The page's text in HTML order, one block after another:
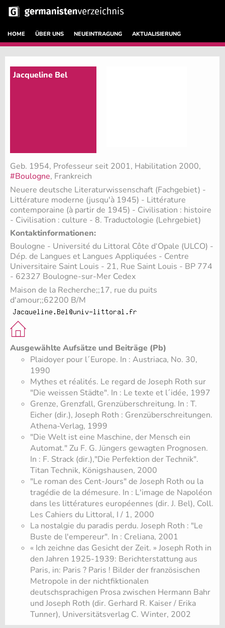
HOME ÜBER UNS NEUEINTRAGUNG AKTUALISIERUNG
Jacqueline Bel
Geb. 1954, Professeur seit 2001, Habilitation 2000,
#Boulogne, Frankreich
Neuere deutsche Literaturwissenschaft (Fachgebiet) -
Littérature moderne (jusqu'à 1945) - Littérature
contemporaine (à partir de 1945) - Civilisation : histoire
- Civilisation : culture - 8. Traductologie (Lehrgebiet)
Kontaktinformationen:
Boulogne - Université du Littoral Côte d‘Opale (ULCO) -
Dép. de Langues et Langues Appliquées - Centre
Universitaire Saint Louis - 21, Rue Saint Louis - BP 774
- 62327 Boulogne-sur-Mer Cedex
Maison de la Recherche;;17, rue du puits
d'amour;;62200 B/M
Ausgewählte Aufsätze und Beiträge (Pb)
Plaidoyer pour l´Europe. In : Austriaca, No. 30,
1990
Mythes et réalités. Le regard de Joseph Roth sur
"Die weissen Städte". In : Le texte et l´idée, 1997
Grenze, Grenzfall, Grenzüberschreitung. In : T.
Eicher (dir.), Joseph Roth : Grenzüberschreitungen.
Athena-Verlag, 1999
"Die Welt ist eine Maschine, der Mensch ein
Automat." Zu F. G. Jüngers gewagten Prognosen.
In : F. Strack (dir.),"Die Perfektion der Technik".
Titan Technik, Königshausen, 2000
"Le roman des Cent-Jours" de Joseph Roth ou la
tragédie de la démesure. In : L'image de Napoléon
dans les littératures européennes (dir. J. Bel), Coll.
Les Cahiers du Littoral, I / 1, 2000
La nostalgie du paradis perdu. Joseph Roth : "Le
Buste de l'empereur". In : Creliana, 2001
« Ich zeichne das Gesicht der Zeit. » Joseph Roth in
den Jahren 1925-1939: Berichterstattung aus
Paris, in: Paris ? Paris ! Bilder der französischen
Metropole in der nichtfiktionalen
deutschsprachigen Prosa zwischen Hermann Bahr
und Joseph Roth (dir. Gerhard R. Kaiser / Erika
Tunner), Universitätsverlag C. Winter, 2002